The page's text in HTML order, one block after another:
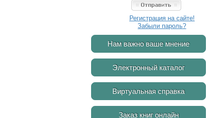
Регистрация на сайте!
Забыли пароль?
Нам важно ваше мнение
Электронный каталог
Виртуальная справка
Заказ книг онлайн